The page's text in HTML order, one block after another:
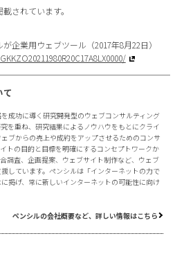
されています。
企業用ウェブツール（2017年8月22日）
て
成功に導く研究開発型のウェブコンサルティング
を重ね、研究結果によるノウハウをもとにクライ
ブからの売上や成約をアップさせるためのコンサ
トの目的と目標を明確にするコンセプトワークか
調査、企画提案、ウェブサイト制作など、ウェブ
しています。ペンシルは「インターネットの力で
掲げ、常に新しいインターネットの可能性に向け
ペンシルの会社概要など、詳しい情報はこちら